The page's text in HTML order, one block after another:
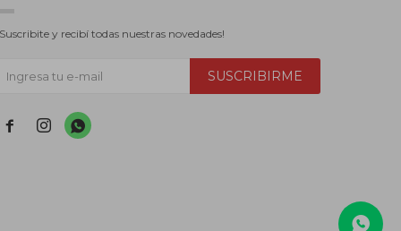
y recibí todas nuestras novedades!
SUSCRIBIRME
  